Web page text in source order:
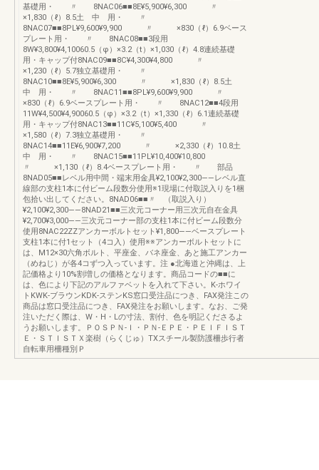
基礎用・ 〃 8NAC06■■8E¥5,900¥6,300 〃
×1,830（ℓ）8.5土 中 用・ 〃
8NAC07■■8PL¥9,600¥9,900 〃 ×830（ℓ）6.9ベース
プレート用・ 〃 8NAC08■■3段用
8W¥3,800¥4,10060.5（φ）×3.2（t）×1,030（ℓ）4.8連続基礎
用・キャップ付8NAC09■■8C¥4,300¥4,800 〃
×1,230（ℓ）5.7独立基礎用・ 〃
8NAC10■■8E¥5,900¥6,300 〃 ×1,830（ℓ）8.5土
中 用・ 〃 8NAC11■■8PL¥9,600¥9,900 〃
×830（ℓ）6.9ベースプレート用・ 〃 8NAC12■■4段用
11W¥4,500¥4,90060.5（φ）×3.2（t）×1,330（ℓ）6.1連続基礎
用・キャップ付8NAC13■■11C¥5,100¥5,400 〃
×1,580（ℓ）7.3独立基礎用・ 〃
8NAC14■■11E¥6,900¥7,200 〃 ×2,330（ℓ）10.8土
中 用・ 〃 8NAC15■■11PL¥10,400¥10,800
〃 ×1,130（ℓ）8.4ベースプレート用・ 〃 部品
8NAD05■■レベル用中間・端末用金具¥2,100¥2,300――レベル直
線部の支柱1本に付ビーム段数分使用※1現場に付取説入りを1梱
包拾い出してください。8NAD06■■〃 （取説入り）
¥2,100¥2,300――8NAD21■■三次元コーナー用三次元自在金具
¥2,700¥3,000――三次元コーナー部の支柱1本に付ビーム段数分
使用8NAC22ZZアンカーボルトセット¥1,800――ベースプレート
支柱1本に付1セット（4コ入）使用※※アンカーボルトセットに
は、M12×30六角ボルト、平座金、バネ座金、あと施工アンカー
（めねじ）が各4コずつ入っています。注 ●北海道と沖縄は、上
記価格より10%割増しの価格となります。商品コードの■■に
は、色により下記のアルファベットを入れて下さい。K-ホワイ
トKWK-ブラウンKDK-ステンKS窓口受注品につき、FAX発注この
商品は窓口受注品につき、FAX発注をお願いします。なお、ご発
注いただく際は、W・H・Lの寸法、割付、色を明記くださるよ
うお願いします。ＰＯＳＰＮ‐Ｉ・ＰＮ‐ＥＰＥ・ＰＥＩＦＩＳＴ
Ｅ・ＳＴＩＳＴＸ楽樹（らくじゅ）TXスチール製防護柵歩行者
自転車用柵種別Ｐ